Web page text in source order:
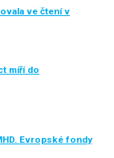
ve čtení v
míří do
Evropské fondy